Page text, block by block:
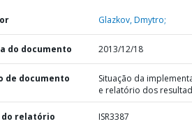
Glazkov, Dmytro;
do documento 2013/12/18
de documento
Situação da
e relatório dos
do relatório ISR3387